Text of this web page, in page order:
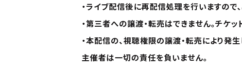
・ライブ配信後に再配信処理を行いますので
・第三者への譲渡・転売はできません。チケ
・本配信の、視聴権限の譲渡・転売により発
主催者は一切の責任を負いません。